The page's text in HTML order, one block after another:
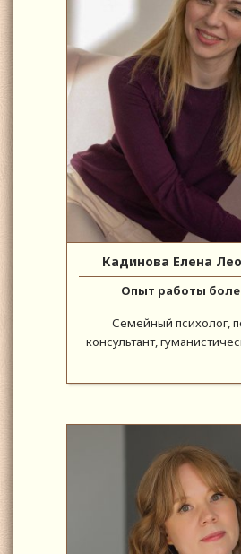
Кадинова Елена
Опыт работы
Семейный психолог,
консультант,